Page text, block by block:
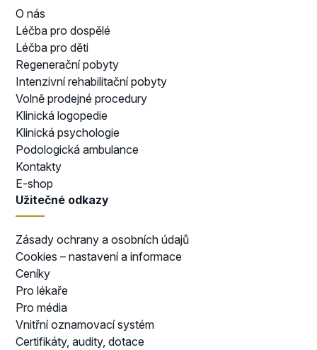
O nás
Léčba pro dospělé
Léčba pro děti
Regenerační pobyty
Intenzivní rehabilitační pobyty
Volně prodejné procedury
Klinická logopedie
Klinická psychologie
Podologická ambulance
Kontakty
E-shop
Užitečné odkazy
Zásady ochrany a osobních údajů
Cookies – nastavení a informace
Ceníky
Pro lékaře
Pro média
Vnitřní oznamovací systém
Certifikáty, audity, dotace